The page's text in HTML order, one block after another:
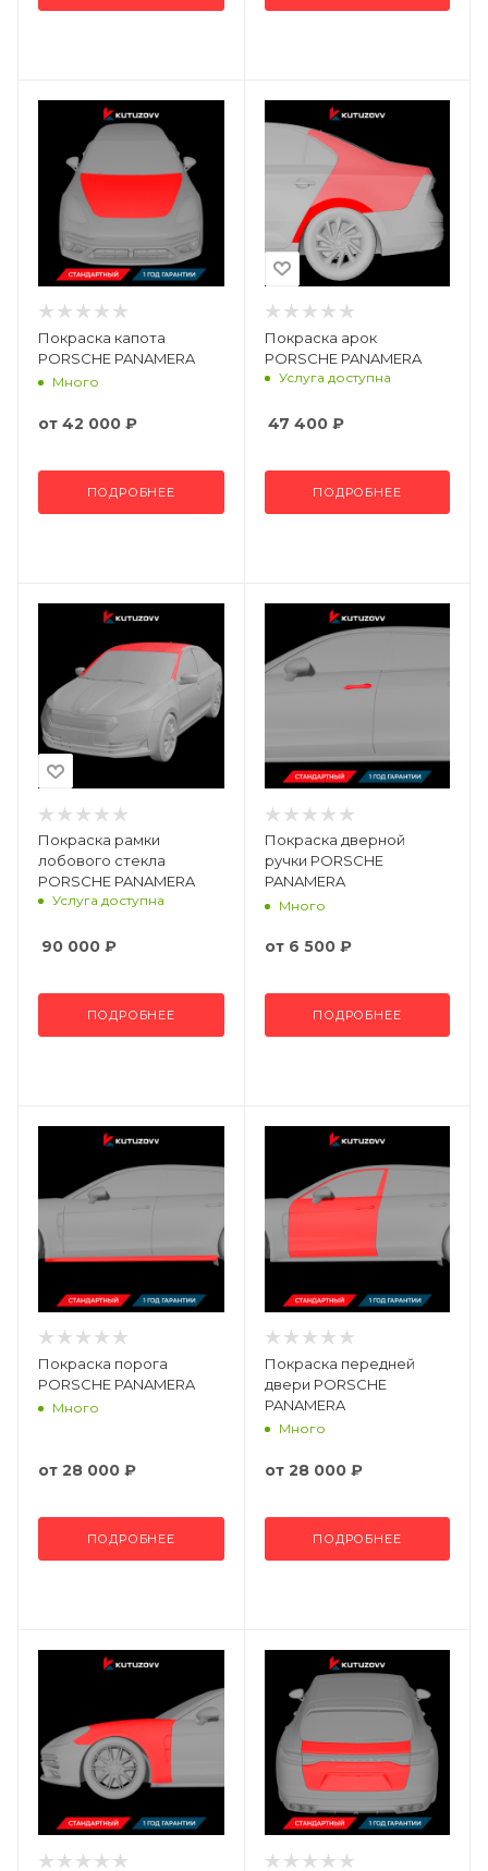
Покраска капота
PORSCHE PANAMERA
Много
от 42 000 ₽
ПОДРОБНЕЕ
Покраска арок
PORSCHE PANAMERA
Услуга доступна
47 400₽
ПОДРОБНЕЕ
Покраска рамки
лобового стекла
PORSCHE PANAMERA
Услуга доступна
90 000 ₽
ПОДРОБНЕЕ
Покраска дверной
ручки PORSCHE
PANAMERA
Много
от 6 500 ₽
ПОДРОБНЕЕ
Покраска порога
PORSCHE PANAMERA
Много
от 28 000 ₽
ПОДРОБНЕЕ
Покраска передней
двери PORSCHE
PANAMERA
Много
от 28 000 ₽
ПОДРОБНЕЕ